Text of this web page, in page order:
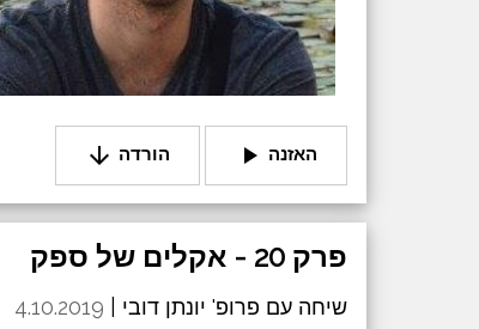
האזנה play_arrow הורדה arrow_downward
פרק 20 - אקלים של ספק
שיחה עם פרופ' יונתן דובי | 4.10.2019